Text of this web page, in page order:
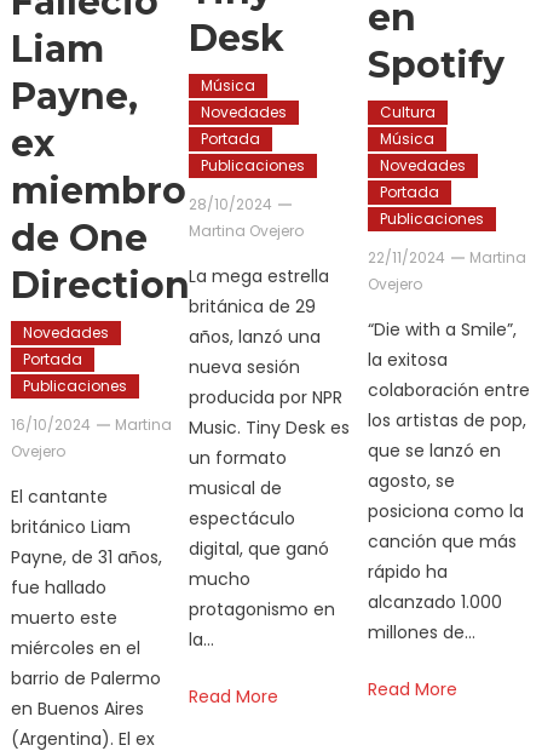
en
Spotify
Cultura
Música
Novedades
Portada
Publicaciones
22/11/2024
Martina
Ovejero
“Die with a Smile”,
la exitosa
colaboración entre
los artistas de pop,
que se lanzó en
agosto, se
posiciona como la
canción que más
rápido ha
alcanzado 1.000
millones de…
Read More
Desk
Música
Novedades
Portada
Publicaciones
28/10/2024
Martina Ovejero
La mega estrella
británica de 29
años, lanzó una
nueva sesión
producida por NPR
Music. Tiny Desk es
un formato
musical de
espectáculo
digital, que ganó
mucho
protagonismo en
la…
Read More
Liam
Payne,
ex
miembro
de One
Direction
Novedades
Portada
Publicaciones
16/10/2024
Martina
Ovejero
El cantante
británico Liam
Payne, de 31 años,
fue hallado
muerto este
miércoles en el
barrio de Palermo
en Buenos Aires
(Argentina). El ex